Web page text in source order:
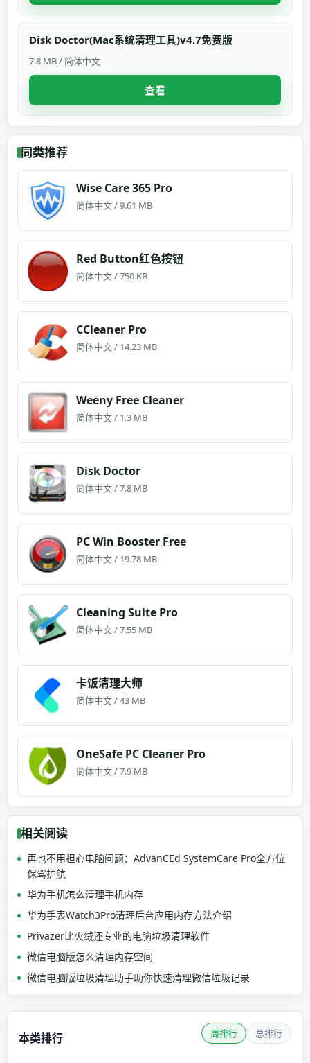
Disk Doctor(Mac系统清理工具)v4.7免费版
7.8 MB / 简体中文
查看
同类推荐
Wise Care 365 Pro
简体中文 / 9.61 MB
Red Button红色按钮
简体中文 / 750 KB
CCleaner Pro
简体中文 / 14.23 MB
Weeny Free Cleaner
简体中文 / 1.3 MB
Disk Doctor
简体中文 / 7.8 MB
PC Win Booster Free
简体中文 / 19.78 MB
Cleaning Suite Pro
简体中文 / 7.55 MB
卡饭清理大师
简体中文 / 43 MB
OneSafe PC Cleaner Pro
简体中文 / 7.9 MB
相关阅读
再也不用担心电脑问题：AdvanCEd SystemCare Pro全方位
保驾护航
华为手机怎么清理手机内存
华为手表Watch3Pro清理后台应用内存方法介绍
Privazer比火绒还专业的电脑垃圾清理软件
微信电脑版怎么清理内存空间
微信电脑版垃圾清理助手助你快速清理微信垃圾记录
本类排行 周排行 总排行